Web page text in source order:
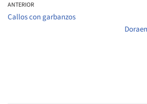
ANTERIOR
Callos con garbanzos